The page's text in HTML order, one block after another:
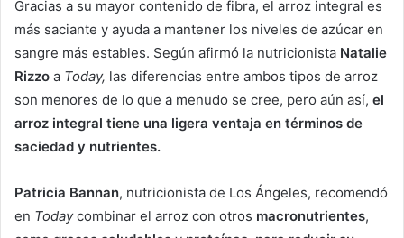
Gracias a su mayor contenido de fibra, el arroz integral es
más saciante y ayuda a mantener los niveles de azúcar en
sangre más estables. Según afirmó la nutricionista Natalie
Rizzo a Today, las diferencias entre ambos tipos de arroz
son menores de lo que a menudo se cree, pero aún así, el
arroz integral tiene una ligera ventaja en términos de
saciedad y nutrientes.
Patricia Bannan, nutricionista de Los Ángeles, recomendó
en Todaycombinar el arroz con otros macronutrientes,